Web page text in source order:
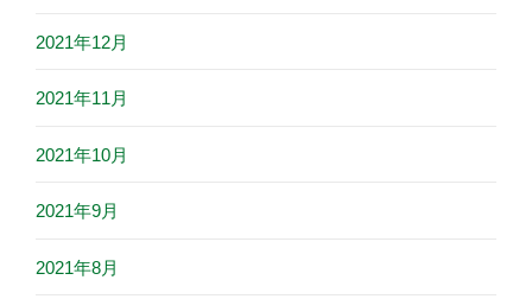
2021年12月
2021年11月
2021年10月
2021年9月
2021年8月